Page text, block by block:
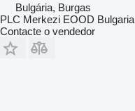
Bulgária, Burgas
PLC Merkezi EOOD Bulgaria
Contacte o vendedor